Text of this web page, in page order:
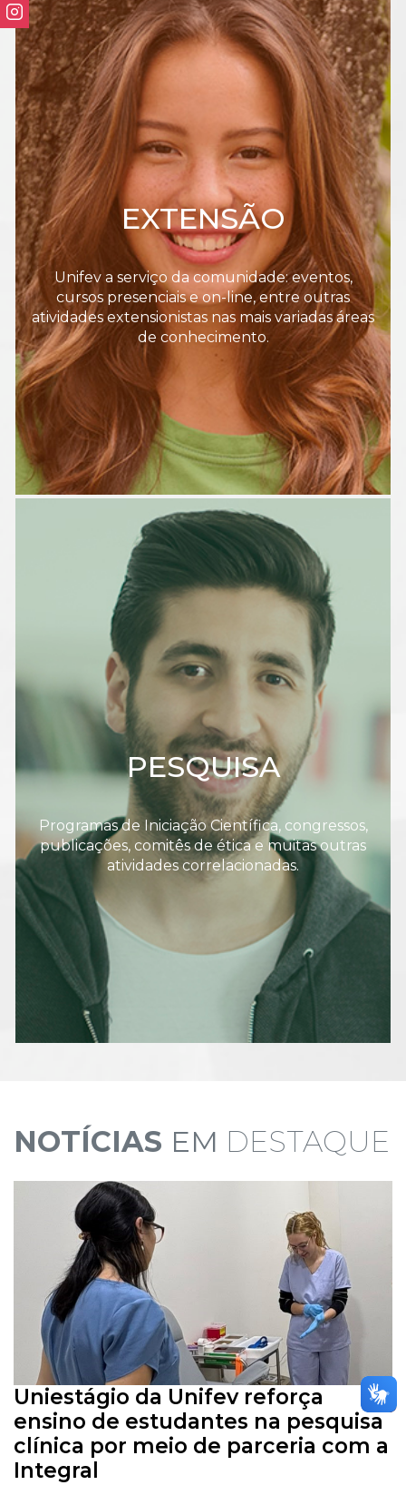
EXTENSÃO
Unifev a serviço da comunidade: eventos,
cursos presenciais e on-line, entre outras
atividades extensionistas nas mais variadas áreas
de conhecimento.
PESQUISA
Programas de Iniciação Científica, congressos,
publicações, comitês de ética e muitas outras
atividades correlacionadas.
NOTÍCIAS EM DESTAQUE
Uniestágio da Unifev reforça
ensino de estudantes na pesquisa
clínica por meio de parceria com a
Integral